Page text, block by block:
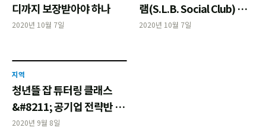
디까지 보장받아야 하나
2020년 10월 7일
램(S.L.B. Social Club) 안
내
2020년 10월 7일
지역
청년뜰 잡 튜터링 클래스
&#8211; 공기업 전략반 교
육 안내
2020년 9월 8일